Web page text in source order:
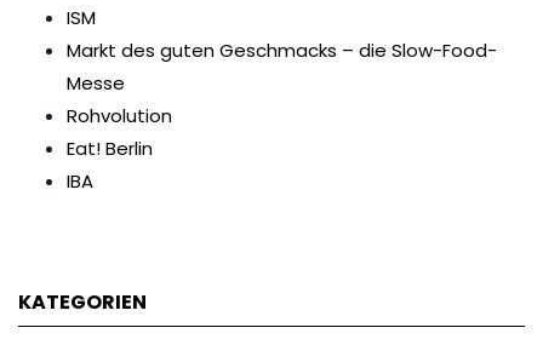
ISM
Markt des guten Geschmacks – die Slow-Food-
Messe
Rohvolution
Eat! Berlin
IBA
KATEGORIEN